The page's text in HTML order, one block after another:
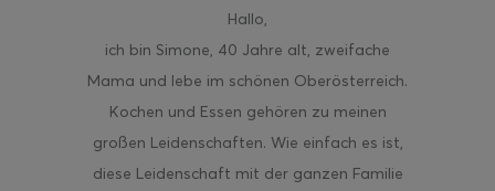
Hallo,
ich bin Simone, 40 Jahre alt, zweifache
Mama und lebe im schönen Oberösterreich.
Kochen und Essen gehören zu meinen
großen Leidenschaften. Wie einfach es ist,
diese Leidenschaft mit der ganzen Familie